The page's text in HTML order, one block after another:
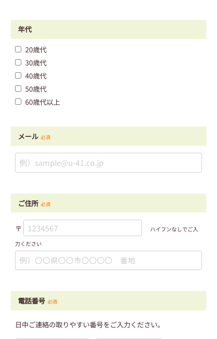
年代
20歳代
30歳代
40歳代
50歳代
60歳代以上
メール 必須
ご住所 必須
〒
ハイフンなしでご入
力ください
電話番号 必須
日中ご連絡の取りやすい番号をご入力ください。